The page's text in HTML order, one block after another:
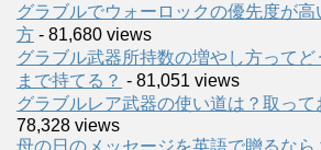
グラブルでウォーロックの優先度が
方 - 81,680 views
グラブル武器所持数の増やし方ってど
まで持てる？ - 81,051 views
グラブルレア武器の使い道は？取って
78,328 views
母の日のメッセージを英語で贈るな